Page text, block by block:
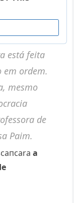
está feita
ordem.
mesmo
de
Paim.
a